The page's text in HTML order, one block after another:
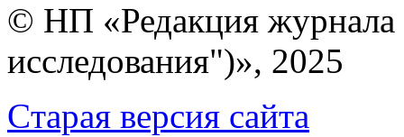
© НП «Редакция
исследования")», 2025
Cтарая версия сайта